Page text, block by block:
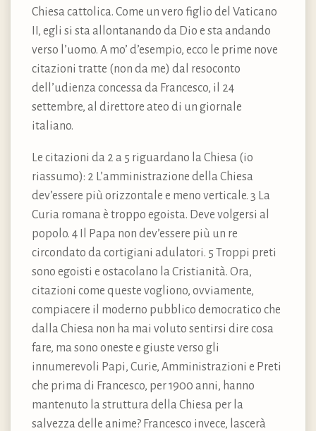
Chiesa cattolica. Come un vero figlio del Vaticano
II, egli si sta allontanando da Dio e sta andando
verso l’uomo. A mo’ d’esempio, ecco le prime nove
citazioni tratte (non da me) dal resoconto
dell’udienza concessa da Francesco, il 24
settembre, al direttore ateo di un giornale
italiano.
Le citazioni da 2 a 5 riguardano la Chiesa (io
riassumo): 2 L’amministrazione della Chiesa
dev’essere più orizzontale e meno verticale. 3 La
Curia romana è troppo egoista. Deve volgersi al
popolo. 4 Il Papa non dev’essere più un re
circondato da cortigiani adulatori. 5 Troppi preti
sono egoisti e ostacolano la Cristianità. Ora,
citazioni come queste vogliono, ovviamente,
compiacere il moderno pubblico democratico che
dalla Chiesa non ha mai voluto sentirsi dire cosa
fare, ma sono oneste e giuste verso gli
innumerevoli Papi, Curie, Amministrazioni e Preti
che prima di Francesco, per 1900 anni, hanno
mantenuto la struttura della Chiesa per la
salvezza delle anime? Francesco invece, lascerà